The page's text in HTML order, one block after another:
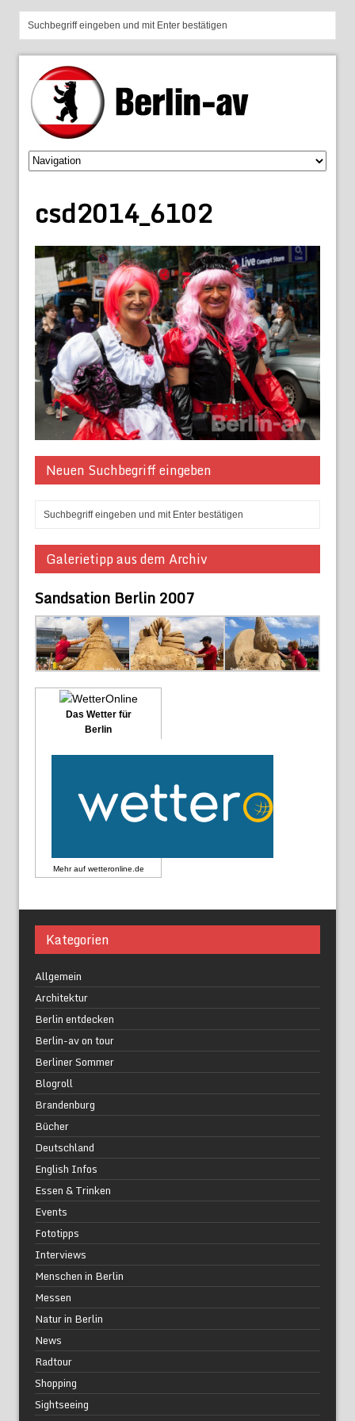
csd2014_6102
Neuen Suchbegriff eingeben
Galerietipp aus dem Archiv
Sandsation Berlin 2007
Das Wetter für
Berlin
Mehr auf wetteronline.de
Kategorien
Allgemein
Architektur
Berlin entdecken
Berlin-av on tour
Berliner Sommer
Blogroll
Brandenburg
Bücher
Deutschland
English Infos
Essen & Trinken
Events
Fototipps
Interviews
Menschen in Berlin
Messen
Natur in Berlin
News
Radtour
Shopping
Sightseeing